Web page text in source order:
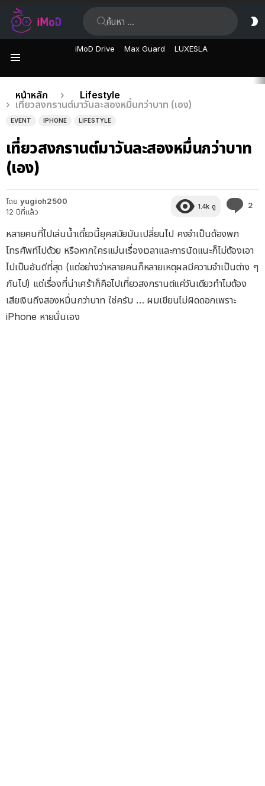
iMoD Drive Max Guard LUXESLA
เรื่อง
ล่าสุด
คุณอยู่ที่นี่:
หน้าหลัก
Lifestyle
เที่ยวสงกรานต์มาวันละสองหมื่นกว่าบาท (เอง)
EVENT IPHONE LIFESTYLE
เที่ยวสงกรานต์มาวันละสองหมื่นกว่าบาท
(เอง)
โดย yugioh2500
12 ปีที่แล้ว
1.4k ดู 2
หลายคนที่ไปเล่นน้ำเดี๋ยวนี้ยุคสมัยมันเปลี่ยนไป คงจำเป็นต้องพก
โทรศัพท์ไปด้วย หรือหากใครแม่นเรื่องเวลาและการนัดแนะก็ไม่ต้องเอา
ไปเป็นอันดีที่สุด (แต่อย่างว่าหลายคนก็หลายเหตุผลมีความจำเป็นต่าง ๆ
กันไป) แต่เรื่องที่น่าเศร้าก็คือไปเที่ยวสงกรานต์แค่วันเดียวทำไมต้อง
เสียเงินถึงสองหมื่นกว่าบาท ใช่ครับ … ผมเขียนไม่ผิดดอกเพราะ
iPhone หายนั่นเอง